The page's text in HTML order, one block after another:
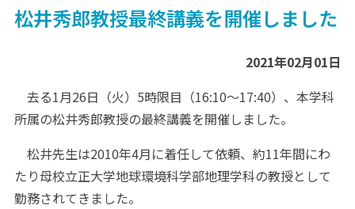
松井秀郎教授最終講義を開催しました
2021年02月01日
去る1月26日（火）5時限目（16:10～17:40）、本学科
所属の松井秀郎教授の最終講義を開催しました。
松井先生は2010年4月に着任して依頼、約11年間にわ
たり母校立正大学地球環境科学部地理学科の教授として
勤務されてきました。